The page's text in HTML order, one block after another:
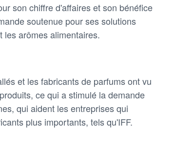
son chiffre d'affaires et son bénéfice
soutenue pour ses solutions
les arômes alimentaires.
et les fabricants de parfums ont vu
ce qui a stimulé la demande
qui aident les entreprises qui
plus importants, tels qu'IFF.